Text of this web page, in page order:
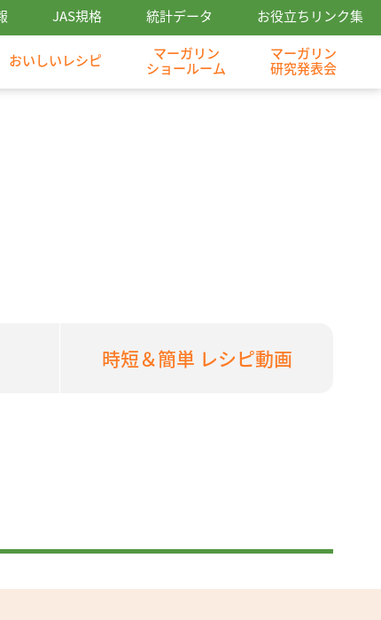
JAS規格 統計データ
お役立ちリンク集
おいしいレシピ
マーガリン
ショールーム
マーガリン
研究発表会
時短＆簡単 レシピ動画